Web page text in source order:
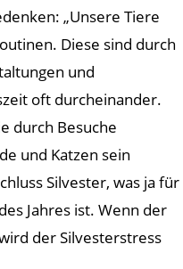
„Unsere Tiere
Diese sind durch
und
oft durcheinander.
durch Besuche
und Katzen sein
Silvester, was ja für
Jahres ist. Wenn der
der Silvesterstress